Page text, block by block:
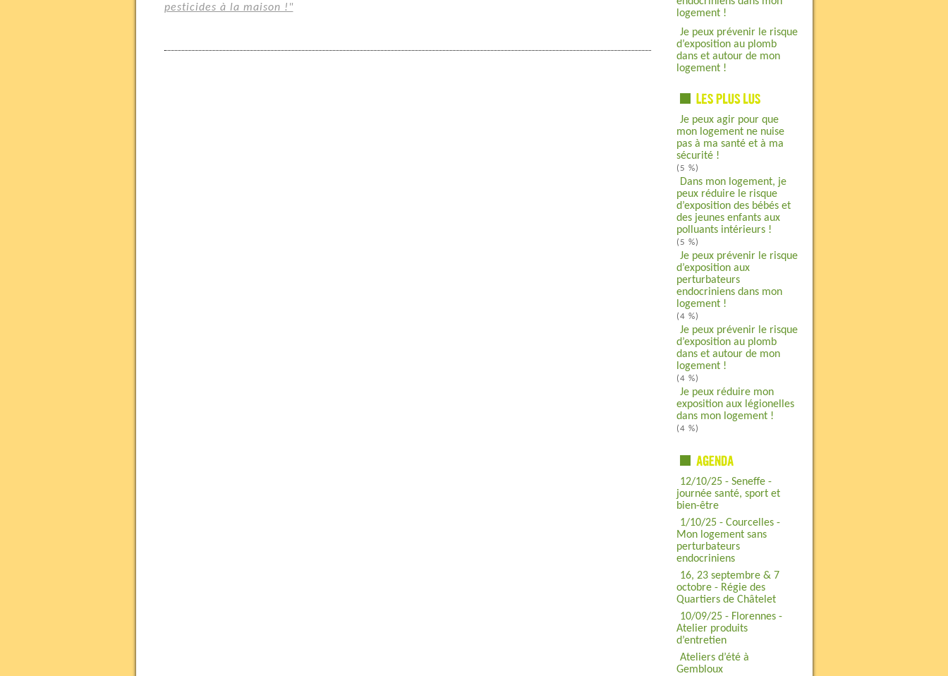
logement !
Je peux prévenir le risque
d’exposition au plomb
dans et autour de mon
logement !
Je peux agir pour que
mon logement ne nuise
pas à ma santé et à ma
sécurité !
(5 %)
Dans mon logement, je
peux réduire le risque
d’exposition des bébés et
des jeunes enfants aux
polluants intérieurs !
(5 %)
Je peux prévenir le risque
d’exposition aux
perturbateurs
endocriniens dans mon
logement !
(4 %)
Je peux prévenir le risque
d’exposition au plomb
dans et autour de mon
logement !
(4 %)
Je peux réduire mon
exposition aux légionelles
dans mon logement !
(4 %)
12/10/25 - Seneffe -
journée santé, sport et
bien-être
1/10/25 - Courcelles -
Mon logement sans
perturbateurs
endocriniens
16, 23 septembre & 7
octobre - Régie des
Quartiers de Châtelet
10/09/25 - Florennes -
Atelier produits
d’entretien
Ateliers d’été à
Gembloux
pesticides à la maison !"